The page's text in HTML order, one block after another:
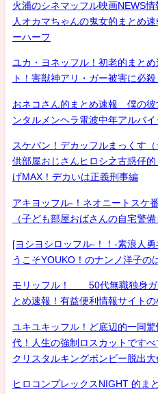
火浦のシネマッフル映画NEWS
人オカマちゃんの鬼女的まとめ
ーハーフ
ユカ・ヨネッフル！初老的まと
ト！害獣神アリ・ガー被害に必
おネコさん的まとめ速報 僕の彼
ンタルメンヘラ電波中年アルバ
スケバン！デカッフルまっくす
供部屋おじさんヒロシ之古惑仔
げMAX！デカいは正義刑事編
アキヨッフル-！ネオニートスケ
（子ども部屋おばさんの自宅警備
[ヨシヨシロッフル-！！-素浪人
うこそYOUKO！のナンノ洋子の
モリッフル！ 50代無職独身ガ
とめ速報！有益便利情報サイト
ユキユキッフル！ど底辺的一同
代！人生の強制ロスカットです
クリスタルキングボンビー脱出大
ヒロコンプレックスNIGHT 的ま